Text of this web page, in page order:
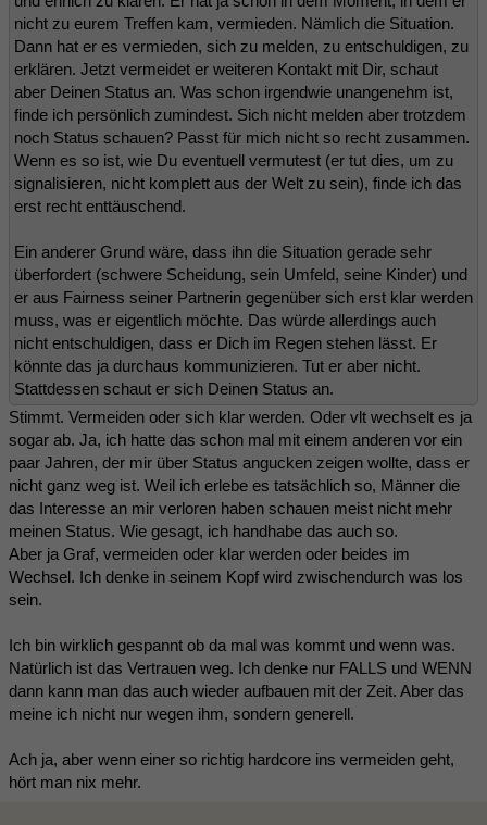
nicht zu eurem Treffen kam, vermieden. Nämlich die Situation.
Dann hat er es vermieden, sich zu melden, zu entschuldigen, zu
erklären. Jetzt vermeidet er weiteren Kontakt mit Dir, schaut
aber Deinen Status an. Was schon irgendwie unangenehm ist,
finde ich persönlich zumindest. Sich nicht melden aber trotzdem
noch Status schauen? Passt für mich nicht so recht zusammen.
Wenn es so ist, wie Du eventuell vermutest (er tut dies, um zu
signalisieren, nicht komplett aus der Welt zu sein), finde ich das
erst recht enttäuschend.
Ein anderer Grund wäre, dass ihn die Situation gerade sehr
überfordert (schwere Scheidung, sein Umfeld, seine Kinder) und
er aus Fairness seiner Partnerin gegenüber sich erst klar werden
muss, was er eigentlich möchte. Das würde allerdings auch
nicht entschuldigen, dass er Dich im Regen stehen lässt. Er
könnte das ja durchaus kommunizieren. Tut er aber nicht.
Stattdessen schaut er sich Deinen Status an.
Stimmt. Vermeiden oder sich klar werden. Oder vlt wechselt es ja
sogar ab. Ja, ich hatte das schon mal mit einem anderen vor ein
paar Jahren, der mir über Status angucken zeigen wollte, dass er
nicht ganz weg ist. Weil ich erlebe es tatsächlich so, Männer die
das Interesse an mir verloren haben schauen meist nicht mehr
meinen Status. Wie gesagt, ich handhabe das auch so.
Aber ja Graf, vermeiden oder klar werden oder beides im
Wechsel. Ich denke in seinem Kopf wird zwischendurch was los
sein.
Ich bin wirklich gespannt ob da mal was kommt und wenn was.
Natürlich ist das Vertrauen weg. Ich denke nur FALLS und WENN
dann kann man das auch wieder aufbauen mit der Zeit. Aber das
meine ich nicht nur wegen ihm, sondern generell.
Ach ja, aber wenn einer so richtig hardcore ins vermeiden geht,
hört man nix mehr.